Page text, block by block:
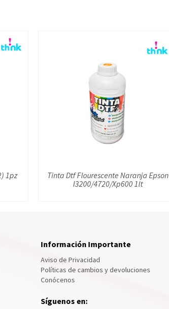
1pz
Tinta Dtf Flourescente Naranja Epson
I3200/4720/Xp600 1lt
Información Importante
Aviso de Privacidad
Políticas de cambios y devoluciones
Conócenos
Síguenos en: